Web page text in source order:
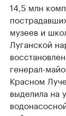
14,5 млн
музеев и
Луганской
генерал-
Красном
выделила на